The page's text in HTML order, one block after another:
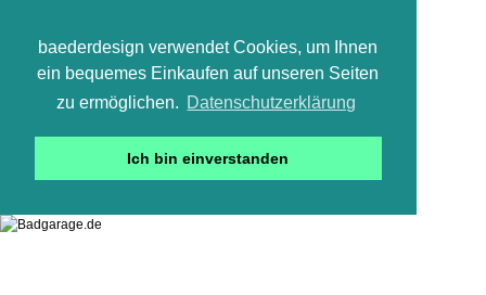
baederdesign verwendet Cookies, um Ihnen
ein bequemes Einkaufen auf unseren Seiten
zu ermöglichen. Datenschutzerklärung
Ich bin einverstanden